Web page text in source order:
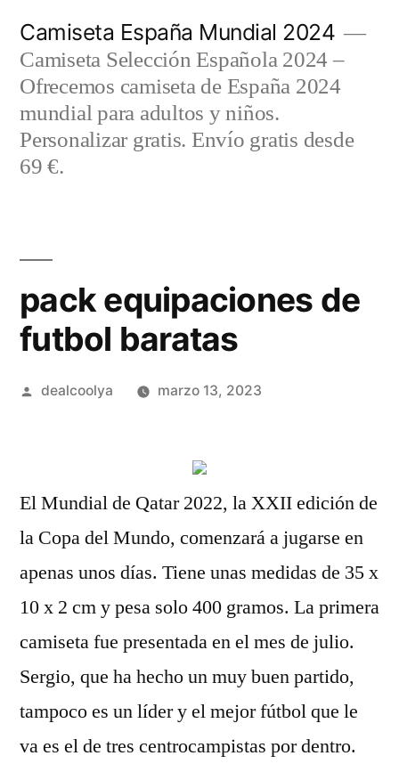
contenido
Camiseta España Mundial 2024
Camiseta Selección Española 2024 –
Ofrecemos camiseta de España 2024
mundial para adultos y niños.
Personalizar gratis. Envío gratis desde
69 €.
pack equipaciones de
futbol baratas
Publicado
dealcoolya marzo 13, 2023
El Mundial de Qatar 2022, la XXII edición de
la Copa del Mundo, comenzará a jugarse en
apenas unos días. Tiene unas medidas de 35 x
10 x 2 cm y pesa solo 400 gramos. La primera
camiseta fue presentada en el mes de julio.
Sergio, que ha hecho un muy buen partido,
tampoco es un líder y el mejor fútbol que le
va es el de tres centrocampistas por dentro.